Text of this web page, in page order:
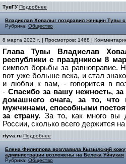
ТувГУ Подробнее
Владислав Ховалыг поздравил женщин Тувы
Рубрика: Общество
8 марта 2023 г. | Просмотров: 1468 |
Глава Тувы Владислав
республики с праздником 8
символ борьбы за равноправие.
вот уже больше века, и стал
и любви к вам, - говорится в
- Спасибо за вашу нежность,
домашнего очага, за то,
мужчинами, способными
за страну. За то, как много вы
России, сколько всего держится
rtyva.ru Подробнее
Елена Филиппова возглавила Кызылский
администрации возложены на Белека Уйнукая
Рубрика: Общество